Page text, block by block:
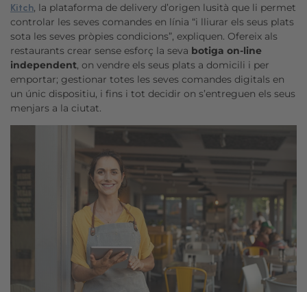
Kitch, la plataforma de delivery d’origen lusità que li permet
controlar les seves comandes en línia “i lliurar els seus plats
sota les seves pròpies condicions”, expliquen. Ofereix als
restaurants crear sense esforç la seva botiga on-line
independent, on vendre els seus plats a domicili i per
emportar; gestionar totes les seves comandes digitals en
un únic dispositiu, i fins i tot decidir on s’entreguen els seus
menjars a la ciutat.